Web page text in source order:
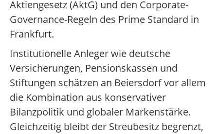
Aktiengesetz (AktG) und den Corporate-
Governance-Regeln des Prime Standard in
Frankfurt.
Institutionelle Anleger wie deutsche
Versicherungen, Pensionskassen und
Stiftungen schätzen an Beiersdorf vor allem
die Kombination aus konservativer
Bilanzpolitik und globaler Markenstärke.
Gleichzeitig bleibt der Streubesitz begrenzt,